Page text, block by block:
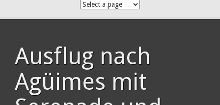
Ausflug nach
Agüimes mit